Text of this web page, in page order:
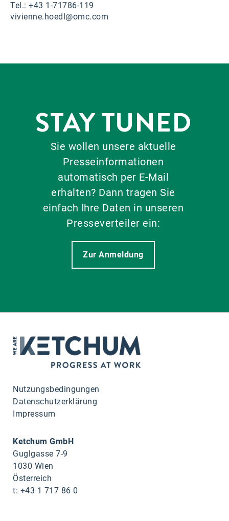
Tel.: +43 1-71786-119
vivienne.hoedl@omc.com
STAY TUNED
Sie wollen unsere aktuelle
Presseinformationen
automatisch per E-Mail
erhalten? Dann tragen Sie
einfach Ihre Daten in unseren
Presseverteiler ein:
Zur Anmeldung
Nutzungsbedingungen
Datenschutzerklärung
Impressum
Ketchum GmbH
Guglgasse 7-9
1030 Wien
Österreich
t: +43 1 717 86 0